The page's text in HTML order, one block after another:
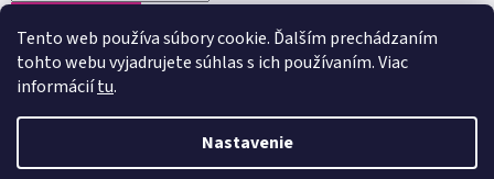
Tento web používa súbory cookie. Ďalším prechádzaním
tohto webu vyjadrujete súhlas s ich používaním. Viac
informáciítu.
Nastavenie
Nová registrácia Zabudnuté heslo
Vytvoril Shoptet